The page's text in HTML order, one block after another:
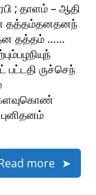
; தாளம் – ஆதி
தத்தம்தனதனந்
தத்தம் ……
பட்டதி ருச்செந்
more